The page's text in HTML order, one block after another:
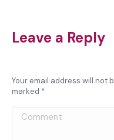
Leave a Reply
Your email address will not
marked *
Comment